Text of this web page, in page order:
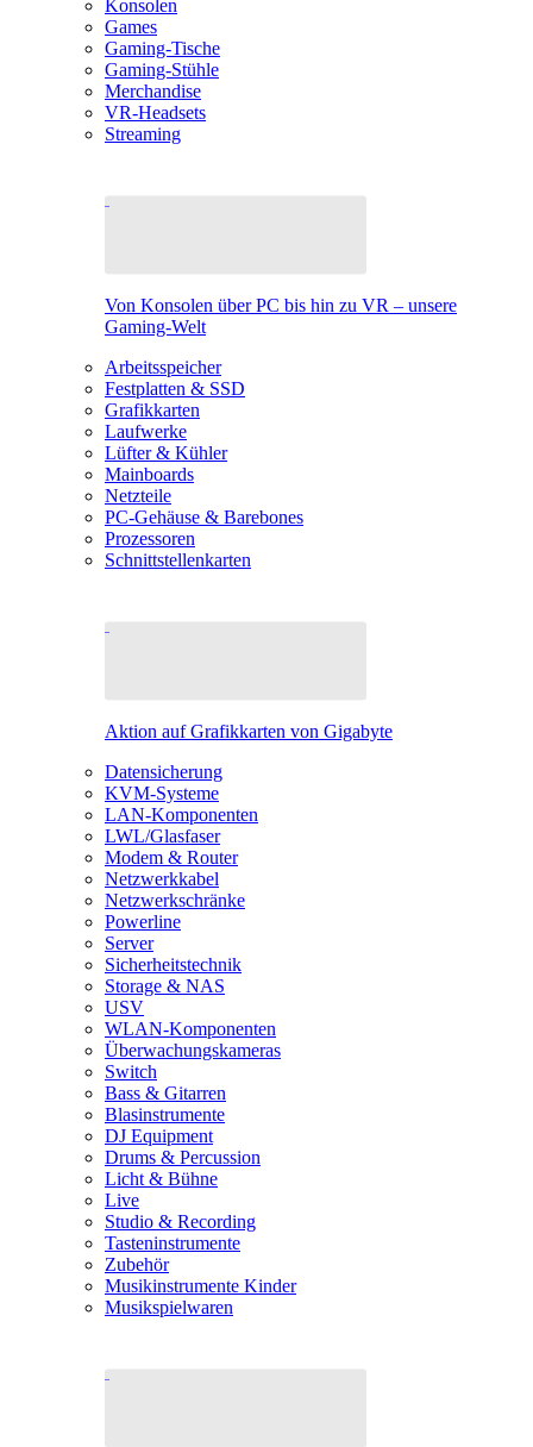
Konsolen
Games
Gaming-Tische
Gaming-Stühle
Merchandise
VR-Headsets
Streaming
Von Konsolen über PC bis hin zu VR – unsere
Gaming-Welt
Arbeitsspeicher
Festplatten & SSD
Grafikkarten
Laufwerke
Lüfter & Kühler
Mainboards
Netzteile
PC-Gehäuse & Barebones
Prozessoren
Schnittstellenkarten
Aktion auf Grafikkarten von Gigabyte
Datensicherung
KVM-Systeme
LAN-Komponenten
LWL/Glasfaser
Modem & Router
Netzwerkkabel
Netzwerkschränke
Powerline
Server
Sicherheitstechnik
Storage & NAS
USV
WLAN-Komponenten
Überwachungskameras
Switch
Bass & Gitarren
Blasinstrumente
DJ Equipment
Drums & Percussion
Licht & Bühne
Live
Studio & Recording
Tasteninstrumente
Zubehör
Musikinstrumente Kinder
Musikspielwaren